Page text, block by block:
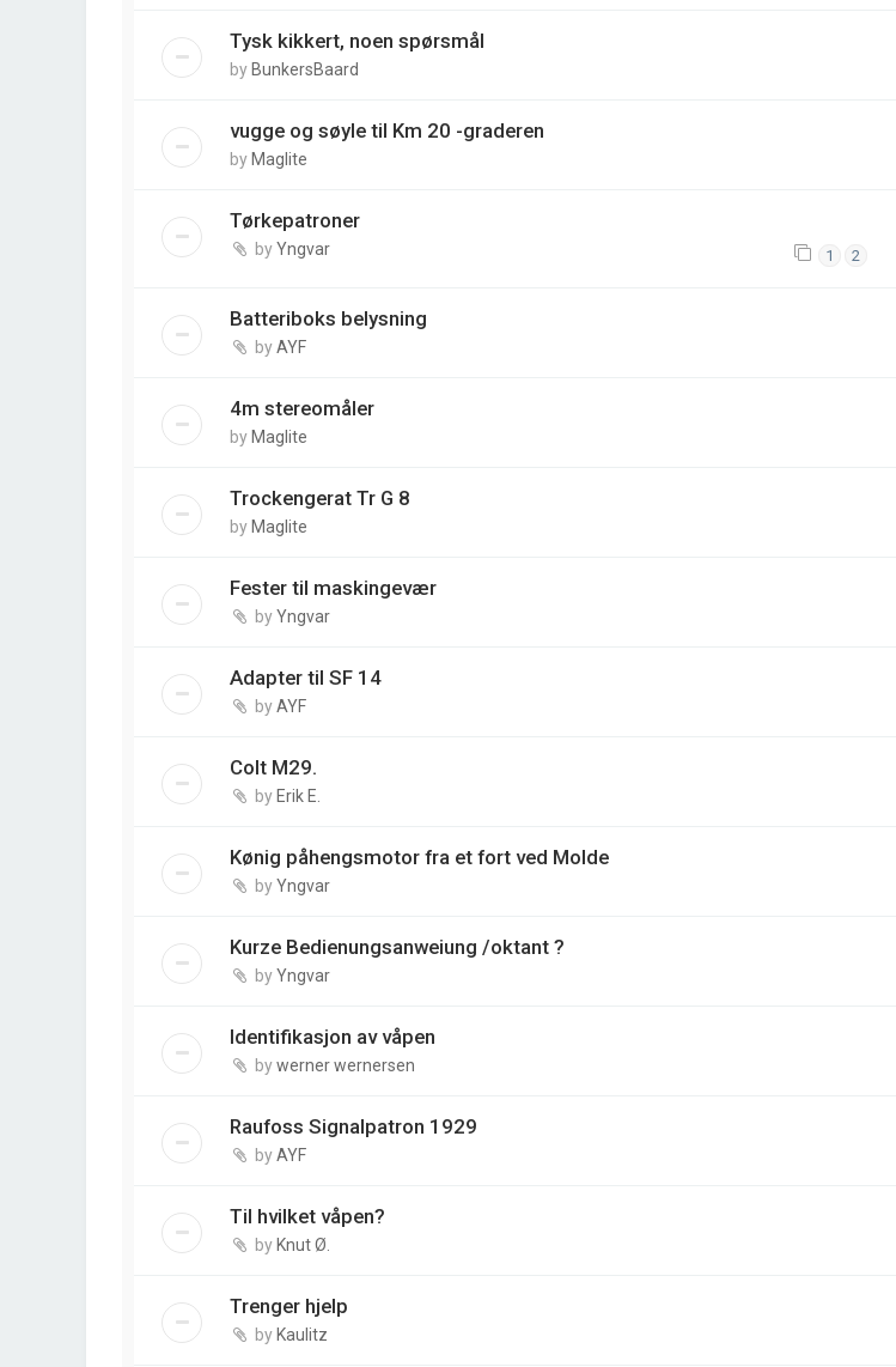
Tysk kikkert, noen spørsmål
by BunkersBaard
vugge og søyle til Km 20 -graderen
by Maglite
Tørkepatroner
byYngvar 1 2
Batteriboks belysning
byAYF
4m stereomåler
byMaglite
Trockengerat Tr G 8
byMaglite
Fester til maskingevær
byYngvar
Adapter til SF 14
byAYF
Colt M29.
byErik E.
Kønig påhengsmotor fra et fort ved Molde
byYngvar
Kurze Bedienungsanweiung /oktant ?
byYngvar
Identifikasjon av våpen
bywerner wernersen
Raufoss Signalpatron 1929
byAYF
Til hvilket våpen?
byKnut Ø.
Trenger hjelp
byKaulitz